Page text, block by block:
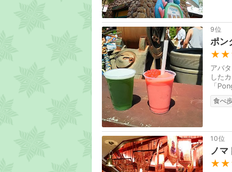
9位
ポン
アバ
した
「
年5月
食べ
10位
ノ